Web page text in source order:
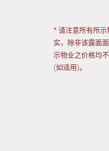
* 请注意所有所
实，除非该露面
示物业之价格均
(如适用)。